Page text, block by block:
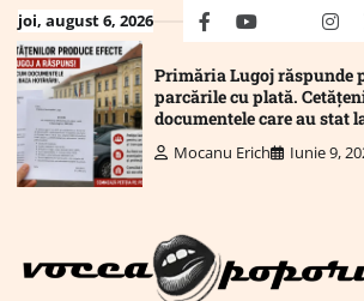
Skip
to
content
joi, august 6, 2026 facebookyoutubeMail
Primăria Lugoj
parcările cu plată.
documentele care au stat
Mocanu Erich Iunie 9,